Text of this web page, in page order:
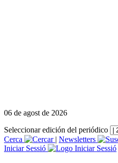
06 de agost de 2026
Seleccionar edición del periódico
Cerca
| Newsletters
Iniciar Sessió